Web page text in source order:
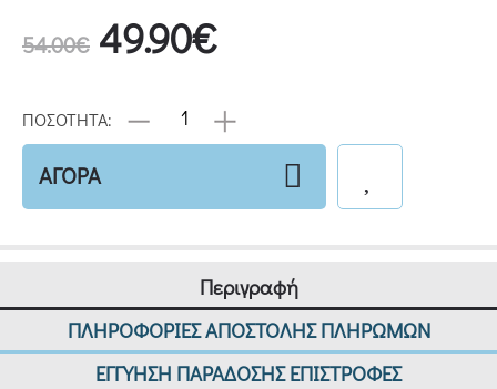
54.00€ 49.90€
ΠΟΣΟΤΗΤΑ:
ΑΓΟΡΑ
Περιγραφή
ΠΛΗΡΟΦΟΡΙΕΣ ΑΠΟΣΤΟΛΗΣ ΠΛΗΡΩΜΩΝ
ΕΓΓΥΗΣΗ ΠΑΡΑΔΟΣΗΣ ΕΠΙΣΤΡΟΦΕΣ